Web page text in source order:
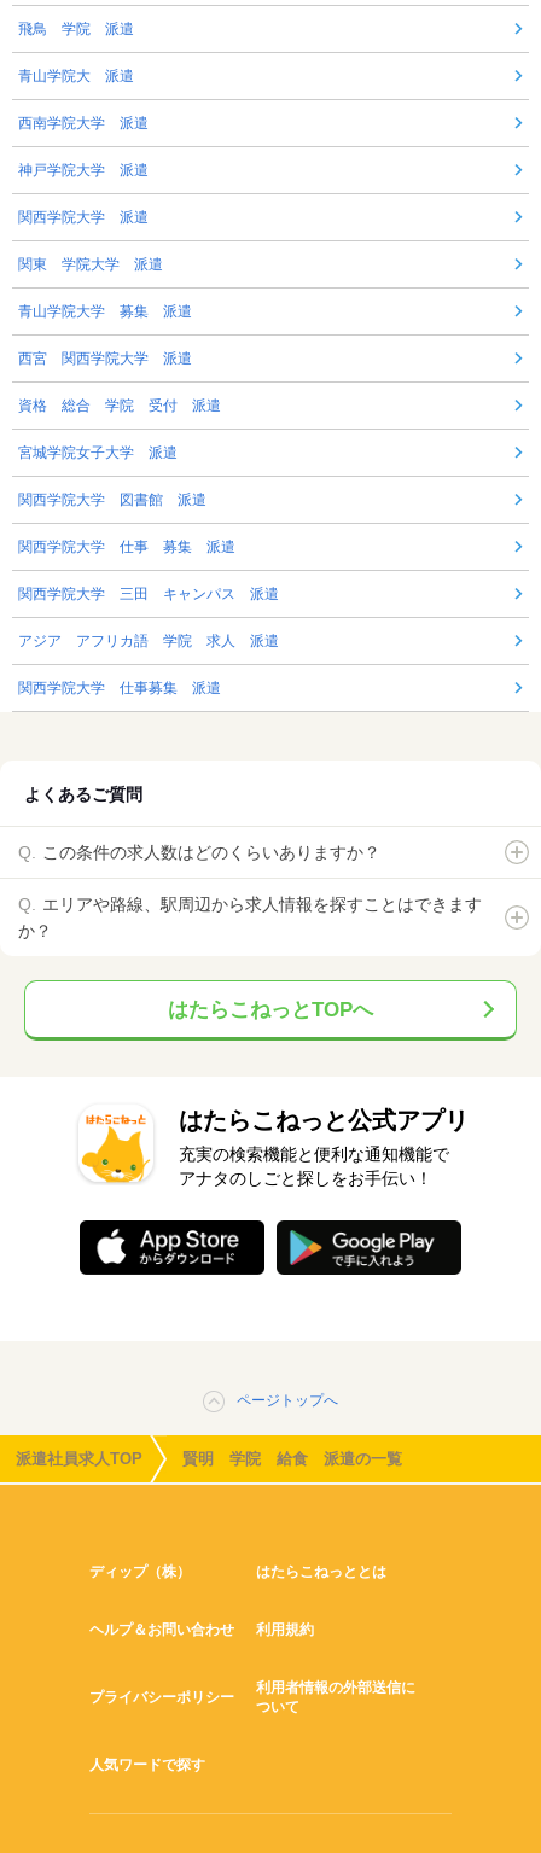
飛鳥 学院 派遣
青山学院大 派遣
西南学院大学 派遣
神戸学院大学 派遣
関西学院大学 派遣
関東 学院大学 派遣
青山学院大学 募集 派遣
西宮 関西学院大学 派遣
資格 総合 学院 受付 派遣
宮城学院女子大学 派遣
関西学院大学 図書館 派遣
関西学院大学 仕事 募集 派遣
関西学院大学 三田 キャンパス 派遣
アジア アフリカ語 学院 求人 派遣
関西学院大学 仕事募集 派遣
よくあるご質問
この条件の求人数はどのくらいありますか？
エリアや路線、駅周辺から求人情報を探すことはできます
か？
はたらこねっとTOPへ
はたらこねっと公式アプリ
充実の検索機能と便利な通知機能で
アナタのしごと探しをお手伝い！
ページトップへ
派遣社員求人TOP 賢明 学院 給食 派遣の一覧
ディップ（株） はたらこねっととは
ヘルプ＆お問い合わせ 利用規約
プライバシーポリシー
利用者情報の外部送信に
ついて
人気ワードで探す